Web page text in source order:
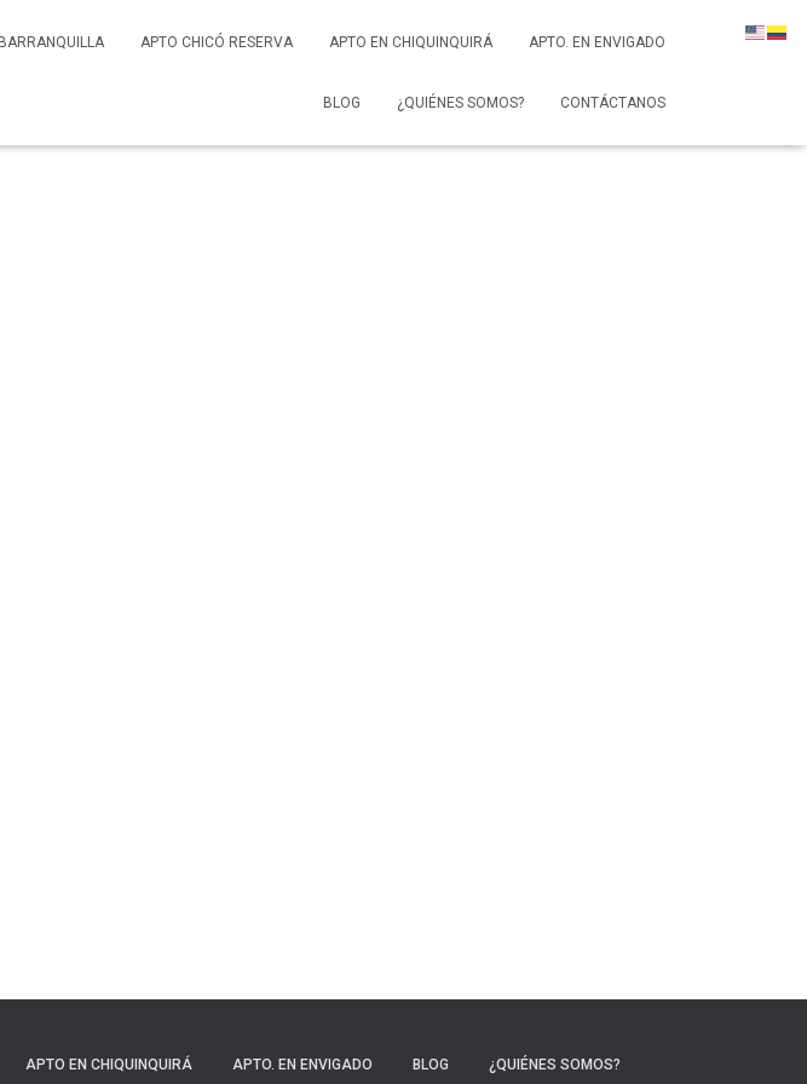
APTO CHICÓ RESERVA APTO EN CHIQUINQUIRÁ APTO. EN ENVIGADO
BLOG ¿QUIÉNES SOMOS? CONTÁCTANOS
APTO EN CHIQUINQUIRÁ APTO. EN ENVIGADO BLOG ¿QUIÉNES SOMOS?